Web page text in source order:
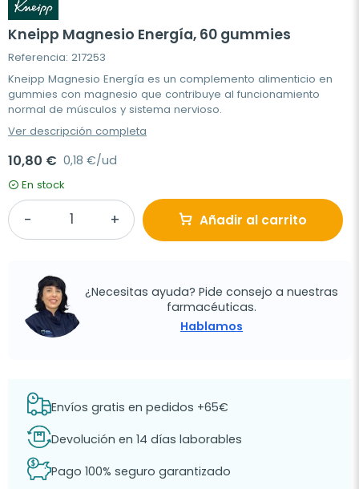
Kneipp Magnesio Energía, 60 gummies
Referencia: 217253
Kneipp Magnesio Energía es un complemento alimenticio en
gummies con magnesio que contribuye al funcionamiento
normal de músculos y sistema nervioso.
Ver descripción completa
10,80 € 0,18 €/ud
En stock
Añadir al carrito
¿Necesitas ayuda? Pide consejo a nuestras
farmacéuticas.
Hablamos
Envíos gratis en pedidos +65€
Devolución en 14 días laborables
Pago 100% seguro garantizado